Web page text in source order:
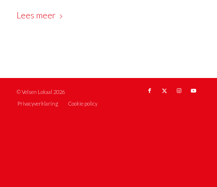
Lees meer
© Velsen Lokaal 2026
Privacyverklaring
Cookie policy